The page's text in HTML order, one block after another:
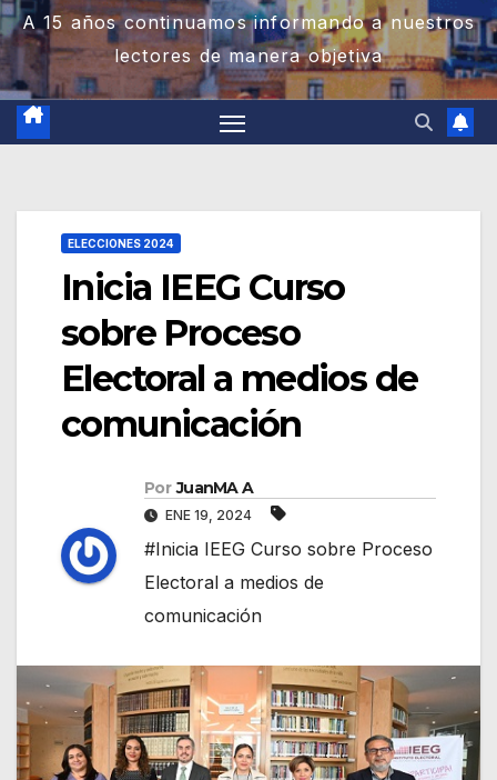
A 15 años continuamos informando a nuestros
lectores de manera objetiva
ELECCIONES 2024
Inicia IEEG Curso
sobre Proceso
Electoral a medios de
comunicación
Por JuanMA A
ENE 19, 2024
#Inicia IEEG Curso sobre Proceso
Electoral a medios de
comunicación